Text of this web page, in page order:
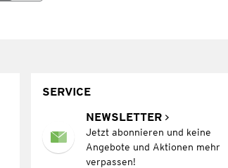
SERVICE
NEWSLETTER
Jetzt abonnieren und keine
Angebote und Aktionen mehr
verpassen!